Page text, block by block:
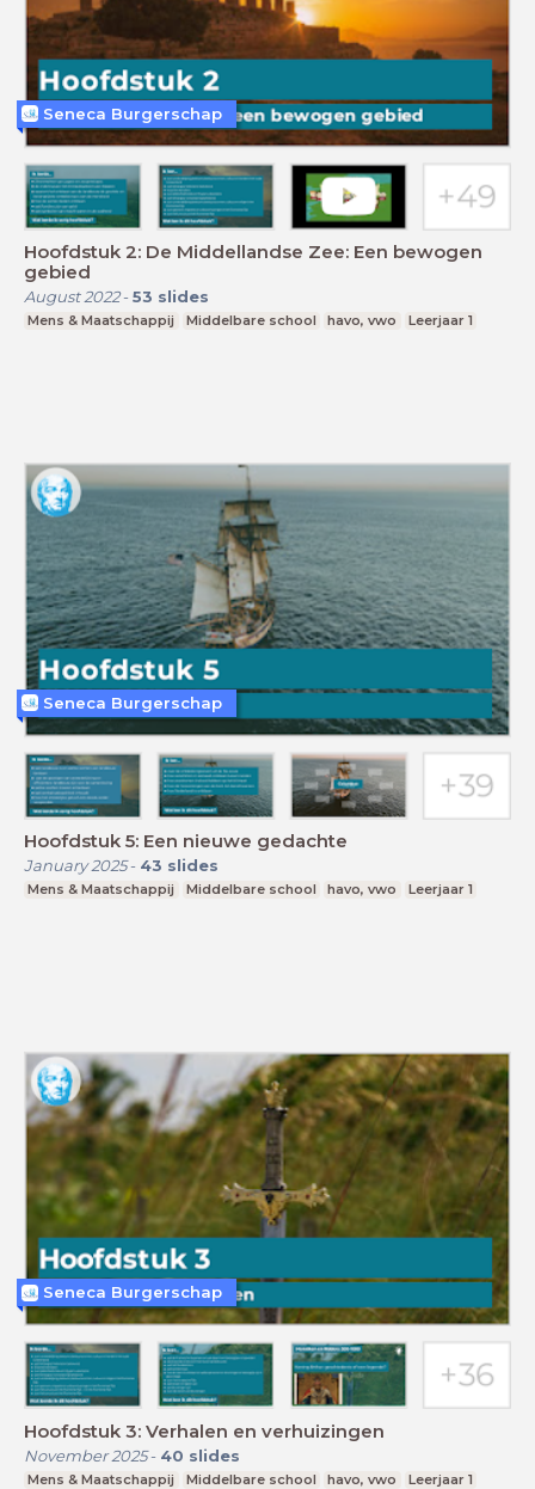
Hoofdstuk 2: De Middellandse Zee: Een bewogen
gebied
August 2022- 53 slides
Mens & Maatschappij Middelbare school havo, vwo Leerjaar 1
Seneca Burgerschap
Hoofdstuk 5: Een nieuwe gedachte
January 2025- 43 slides
Mens & Maatschappij Middelbare school havo, vwo Leerjaar 1
Seneca Burgerschap
Hoofdstuk 3: Verhalen en verhuizingen
November 2025- 40 slides
Mens & Maatschappij Middelbare school havo, vwo Leerjaar 1
Seneca Burgerschap